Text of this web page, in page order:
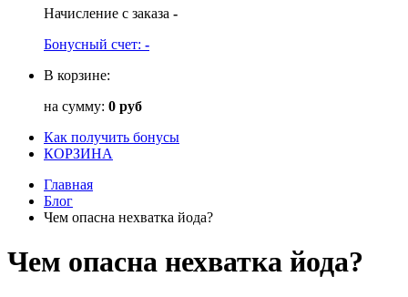
Начисление с заказа -
Бонусный счет: -
В корзине:
на сумму: 0 руб
Как получить бонусы
КОРЗИНА
Главная
Блог
Чем опасна нехватка йода?
Чем опасна нехватка йода?